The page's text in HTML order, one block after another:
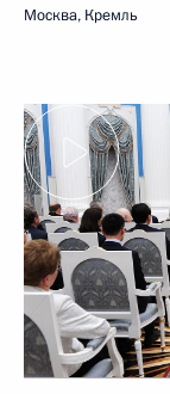
Москва, Кремль